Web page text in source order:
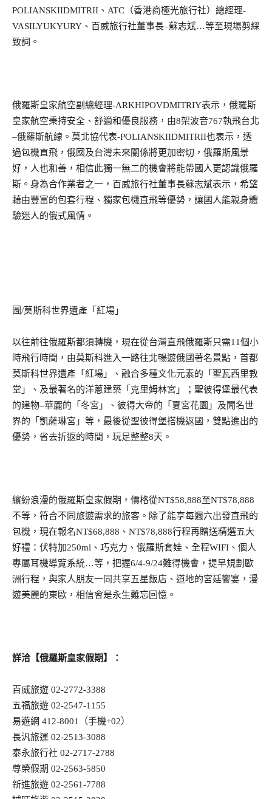
POLIANSKIIDMITRII 、 ATC （香港商極光旅行社）總經理-
VASILYUKYURY 、百威旅行社董事長–蘇志斌…等至現場剪綵
致詞。
俄羅斯皇家航空副總經理-ARKHIPOVDMITRIY表示，俄羅斯
皇家航空秉持安全、舒適和優良服務，由8架波音767執飛台北
–俄羅斯航線。莫北協代表-POLIANSKIIDMITRII也表示，透
過包機直飛，俄國及台灣未來關係將更加密切，俄羅斯風景
好，人也和善，相信此獨一無二的機會將能帶國人更認識俄羅
斯。身為合作業者之一，百威旅行社董事長蘇志斌表示，希望
藉由豐富的包套行程、獨家包機直飛等優勢，讓國人能親身體
驗迷人的俄式風情。
圖/莫斯科世界遺產「紅場」
以往前往俄羅斯都須轉機，現在從台灣直飛俄羅斯只需11個小
時飛行時間，由莫斯科進入一路往北暢遊俄國著名景點，首都
莫斯科世界遺產「紅場」、融合多種文化元素的「聖瓦西里教
堂」、及最著名的洋蔥建築「克里姆林宮」；聖彼得堡最代表
的建物–華麗的「冬宮」、彼得大帝的「夏宮花園」及聞名世
界的「凱薩琳宮」等，最後從聖彼得堡搭機返國，雙點進出的
優勢，省去折返的時間，玩足整整8天。
繽紛浪漫的俄羅斯皇家假期，價格從NT$58,888至NT$78,888
不等，符合不同旅遊需求的旅客。除了能享每週六出發直飛的
包機，現在報名NT$68,888 、 NT$78,888行程再贈送精選五大
好禮：伏特加250ml 、巧克力、俄羅斯套娃、全程WIFI 、個人
專屬耳機導覽系統…等，把握6/4-9/24難得機會，提早規劃歐
洲行程，與家人朋友一同共享五星飯店、道地的宮廷饗宴，漫
遊美麗的東歐，相信會是永生難忘回憶。
詳洽【俄羅斯皇家假期】：
百威旅遊 02-2772-3388
五福旅遊 02-2547-1155
易遊網 412-8001（手機+02）
長汎旅運 02-2513-3088
泰永旅行社 02-2717-2788
尊榮假期 02-2563-5850
新進旅遊 02-2561-7788